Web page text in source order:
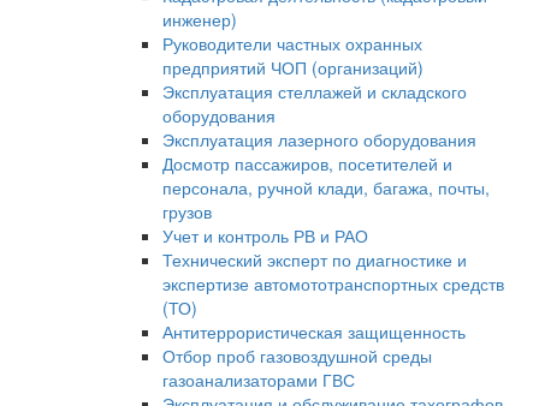
инженер)
Руководители частных охранных
предприятий ЧОП (организаций)
Эксплуатация стеллажей и складского
оборудования
Эксплуатация лазерного оборудования
Досмотр пассажиров, посетителей и
персонала, ручной клади, багажа, почты,
грузов
Учет и контроль РВ и РАО
Технический эксперт по диагностике и
экспертизе автомототранспортных средств
(ТО)
Антитеррористическая защищенность
Отбор проб газовоздушной среды
газоанализаторами ГВС